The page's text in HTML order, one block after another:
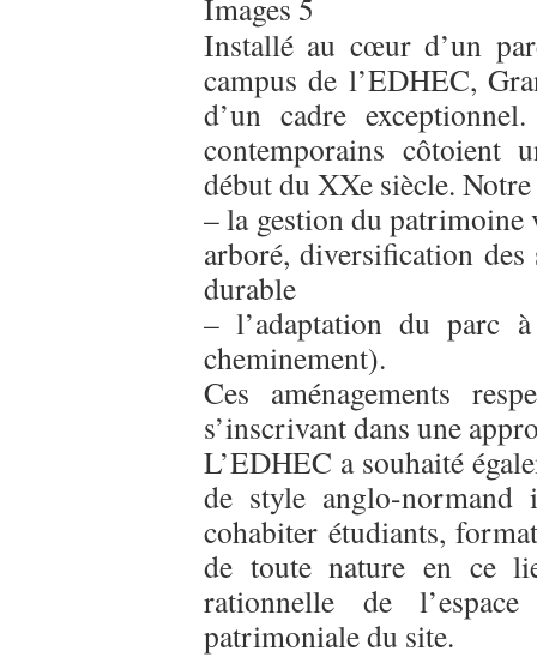
Installé au cœur d’un
campus de l’EDHEC,
d’un cadre
contemporains côtoient
début du XXe siècle.
– la gestion du patrimoine
arboré, diversification des
durable
– l’adaptation du parc
cheminement).
Ces aménagements
s’inscrivant dans une
L’EDHEC a souhaité
de style anglo-
cohabiter étudiants,
de toute nature en ce
rationnelle de
patrimoniale du site.